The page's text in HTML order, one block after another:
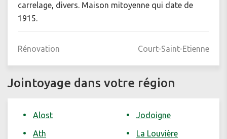
carrelage, divers. Maison mitoyenne qui date de
1915.
Rénovation Court-Saint-Etienne
Jointoyage dans votre région
Alost
Ath
Jodoigne
La Louvière